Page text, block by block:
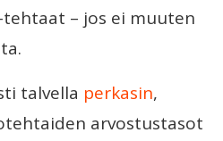
tehtaat – jos ei muuten
talvella perkasin,
arvostustasot